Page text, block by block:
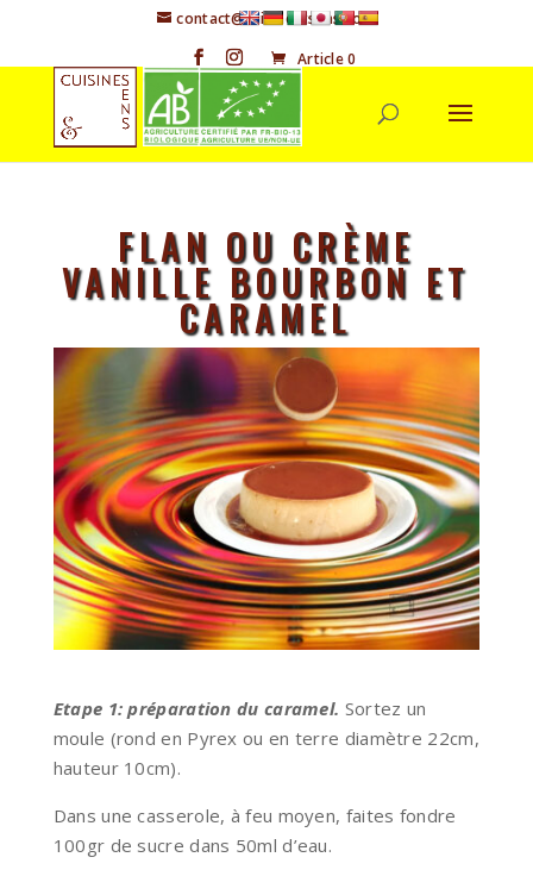
contact@cuisineetsens.com
Article 0
FLAN OU CRÈME
VANILLE BOURBON ET
CARAMEL
Etape 1: préparation du caramel. Sortez un
moule (rond en Pyrex ou en terre diamètre 22cm,
hauteur 10cm).
Dans une casserole, à feu moyen, faites fondre
100gr de sucre dans 50ml d’eau.